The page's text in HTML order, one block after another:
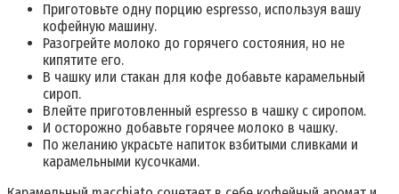
Приготовьте одну порцию espresso, используя вашу
кофейную машину.
Разогрейте молоко до горячего состояния, но не
кипятите его.
В чашку или стакан для кофе добавьте карамельный
сироп.
Влейте приготовленный espresso в чашку с сиропом.
И осторожно добавьте горячее молоко в чашку.
По желанию украсьте напиток взбитыми сливками и
карамельными кусочками.